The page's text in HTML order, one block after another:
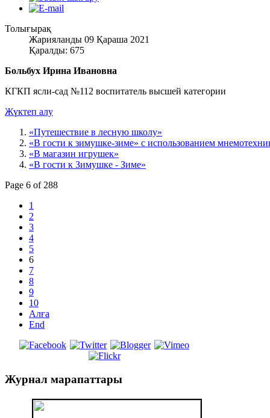
Толығырақ
Жарияланды 09 Қараша 2021
Қаралды: 675
Больбух Ирина Ивановна
КГКП ясли-сад №112 воспитатель высшей категории
Жүктеп алу
«Путешествие в лесную школу»
«В гости к зимушке-зиме» с использованием
«В магазин игрушек»
«В гости к Зимушке - Зиме»
Page 6 of 288
1
2
3
4
5
6
7
8
9
10
Алға
End
Журнал марапаттары